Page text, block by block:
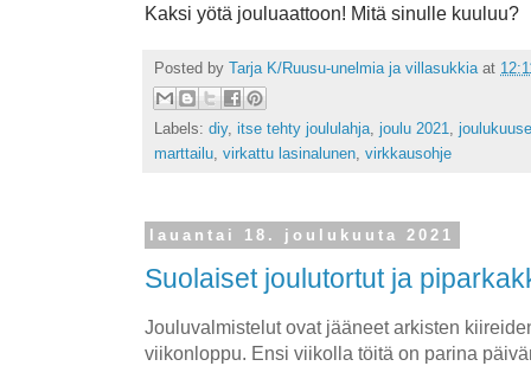
Kaksi yötä jouluaattoon! Mitä sinulle kuuluu?
Posted by Tarja K/Ruusu-unelmia ja villasukkia at
Labels: diy, itse tehty joululahja, joulu 2021,
marttailu, virkattu lasinalunen, virkkausohje
lauantai 18. joulukuuta 2021
Suolaiset joulutortut ja
Jouluvalmistelut ovat jääneet arkisten
viikonloppu. Ensi viikolla töitä on parina